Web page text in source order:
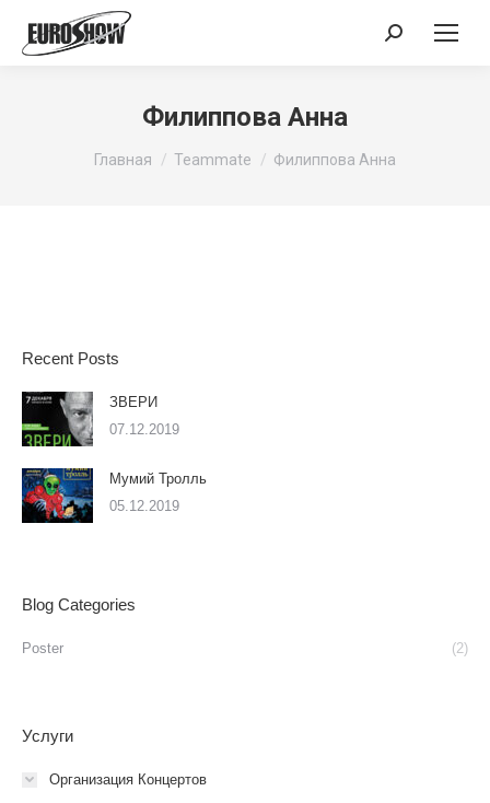
Поиск:
Филиппова Анна
Вы здесь:
Главная Teammate Филиппова Анна
Recent Posts
ЗВЕРИ
07.12.2019
Мумий Тролль
05.12.2019
Blog Categories
Poster (2)
Услуги
Организация Концертов